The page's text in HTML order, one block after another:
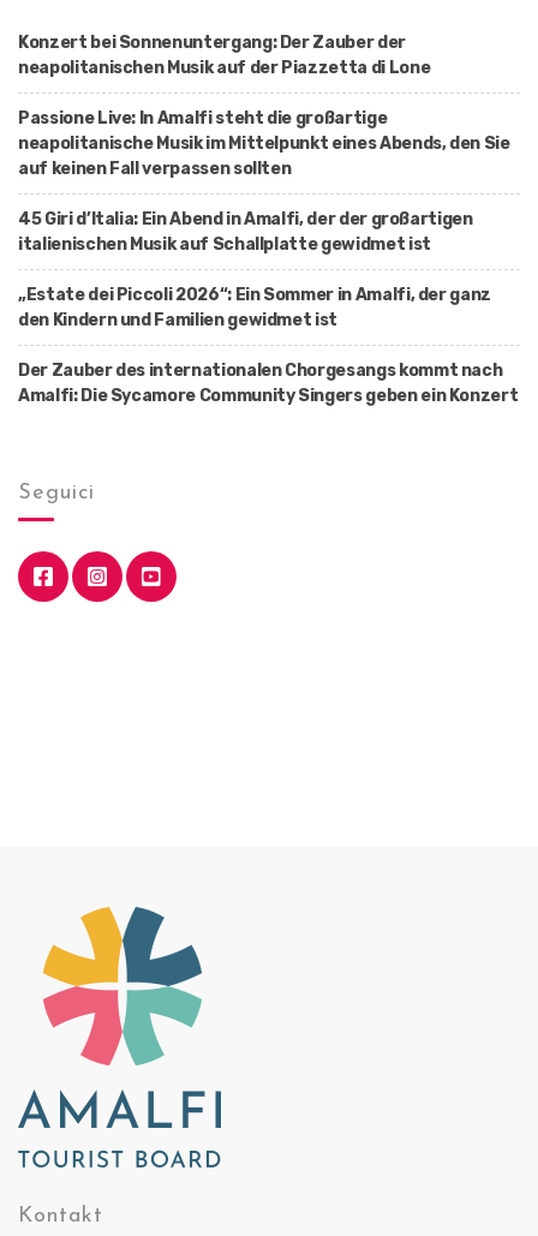
o
Konzert bei Sonnenuntergang: Der Zauber der
neapolitanischen Musik auf der Piazzetta di Lone
Passione Live: In Amalfi steht die großartige
neapolitanische Musik im Mittelpunkt eines Abends, den Sie
auf keinen Fall verpassen sollten
45 Giri d’Italia: Ein Abend in Amalfi, der der großartigen
italienischen Musik auf Schallplatte gewidmet ist
„Estate dei Piccoli 2026“: Ein Sommer in Amalfi, der ganz
den Kindern und Familien gewidmet ist
Der Zauber des internationalen Chorgesangs kommt nach
Amalfi: Die Sycamore Community Singers geben ein Konzert
Seguici
Kontakt